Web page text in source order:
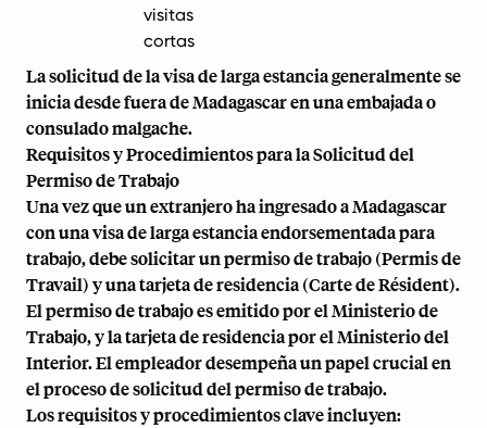
visitas
cortas
La solicitud de la visa de larga estancia generalmente se
inicia desde fuera de Madagascar en una embajada o
consulado malgache.
Requisitos y Procedimientos para la Solicitud del
Permiso de Trabajo
Una vez que un extranjero ha ingresado a Madagascar
con una visa de larga estancia endorsementada para
trabajo, debe solicitar un permiso de trabajo (Permis de
Travail) y una tarjeta de residencia (Carte de Résident).
El permiso de trabajo es emitido por el Ministerio de
Trabajo, y la tarjeta de residencia por el Ministerio del
Interior. El empleador desempeña un papel crucial en
el proceso de solicitud del permiso de trabajo.
Los requisitos y procedimientos clave incluyen: